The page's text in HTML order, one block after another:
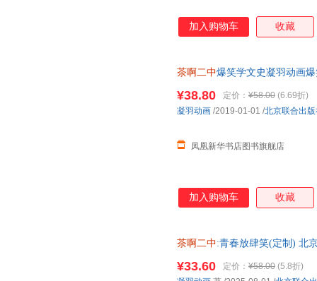
加入购物车 收藏
茶啊二中爆笑学文史凝羽动画
¥38.80 定价： ¥58.00 (6.69折)
凤凰新华书店图书旗舰店
凝羽动画 /2019-01-01 /北京联合出
加入购物车 收藏
茶啊二中:青春放肆笑(定制) 北
¥33.60 定价： ¥58.00 (5.8折)